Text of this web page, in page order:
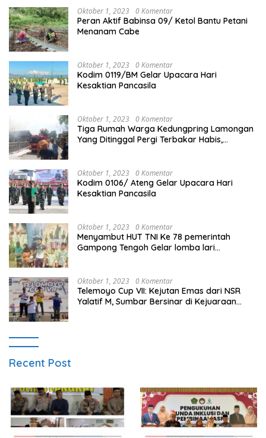
Oktober 1, 2023 0 Komentar
Peran Aktif Babinsa 09/ Ketol Bantu Petani
Menanam Cabe
Oktober 1, 2023 0 Komentar
Kodim 0119/BM Gelar Upacara Hari
Kesaktian Pancasila
Oktober 1, 2023 0 Komentar
Tiga Rumah Warga Kedungpring Lamongan
Yang Ditinggal Pergi Terbakar Habis,
Oktober 1, 2023 0 Komentar
Kodim 0106/ Ateng Gelar Upacara Hari
Kesaktian Pancasila
Oktober 1, 2023 0 Komentar
Menyambut HUT TNI Ke 78 pemerintah
Gampong Tengoh Gelar lomba lari
Oktober 1, 2023 0 Komentar
Telemoyo Cup VII: Kejutan Emas dari NSR
Yalatif M, Sumbar Bersinar di Kejuaraan
Recent Post